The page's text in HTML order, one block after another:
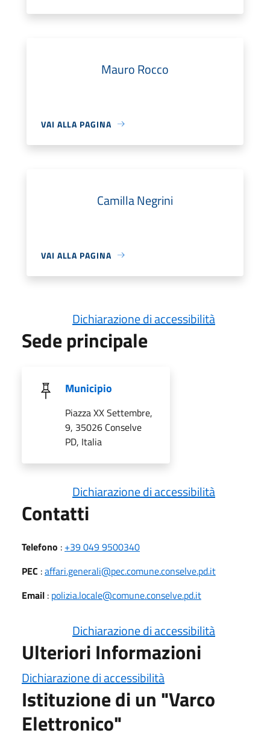
Mauro Rocco
VAI ALLA PAGINA
Camilla Negrini
VAI ALLA PAGINA
Dichiarazione di accessibilità
Sede principale
Municipio
Piazza XX Settembre,
9, 35026 Conselve
PD, Italia
Dichiarazione di accessibilità
Contatti
Telefono : +39 049 9500340
PEC :affari.generali@pec.comune.conselve.pd.it
Email : polizia.locale@comune.conselve.pd.it
Dichiarazione di accessibilità
Ulteriori Informazioni
Dichiarazione di accessibilità
Istituzione di un "Varco
Elettronico"